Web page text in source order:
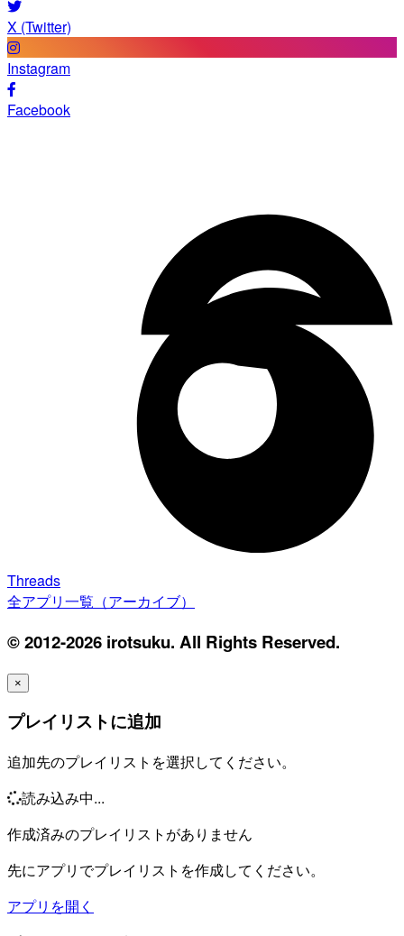
X (Twitter)
Instagram
Facebook
Threads
全アプリ一覧（アーカイブ）
© 2012-2026 irotsuku. All Rights Reserved.
×
プレイリストに追加
追加先のプレイリストを選択してください。
読み込み中...
作成済みのプレイリストがありません
先にアプリでプレイリストを作成してください。
アプリを開く